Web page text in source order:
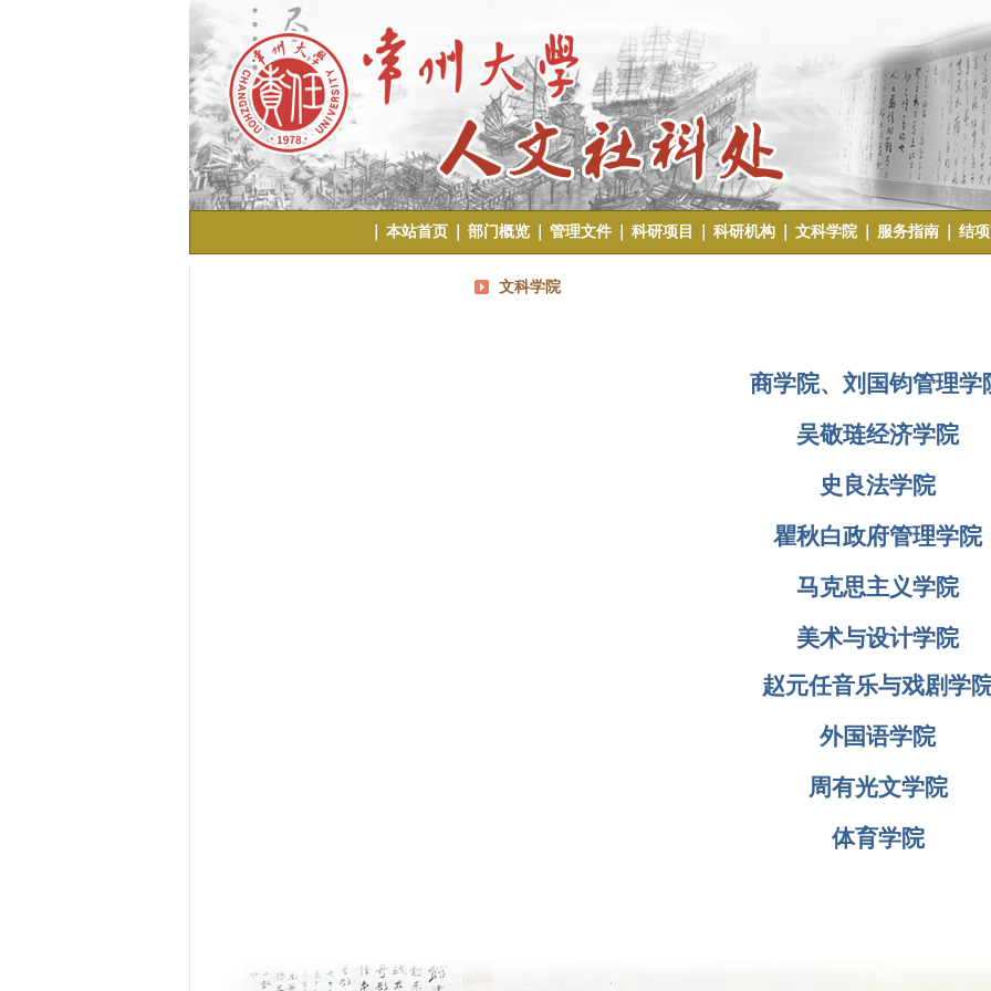
本站首页 部门概览 管理文件 科研项目 科研机构 文科学院 服务指南 结
文科学院
商学院、刘国钧管理学
吴敬琏经济学院
史良法学院
瞿秋白政府管理学院
马克思主义学院
美术与设计学院
赵元任音乐与戏剧学
外国语学院
周有光文学院
体育学院